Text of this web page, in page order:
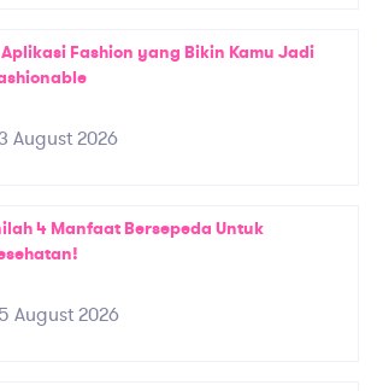
Fashion yang Bikin Kamu Jadi
August 2026
4 Manfaat Bersepeda Untuk
August 2026